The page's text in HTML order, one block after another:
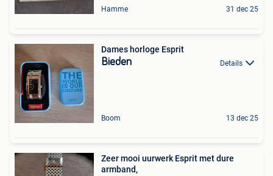
Hamme 31 dec 25
Dames horloge Esprit
Bieden Details
Boom 13 dec 25
Zeer mooi uurwerk Esprit met dure
armband,